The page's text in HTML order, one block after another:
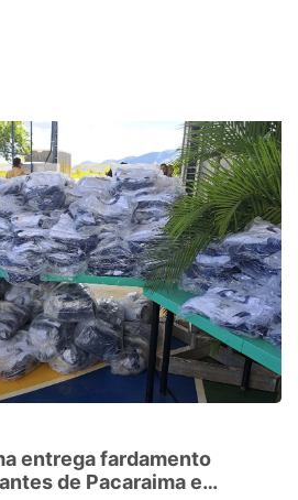
entrega fardamento
de Pacaraima e